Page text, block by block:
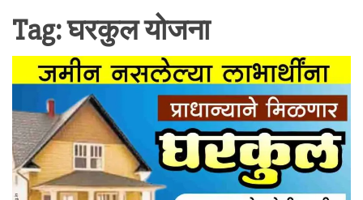
Tag:घरकुल योजना